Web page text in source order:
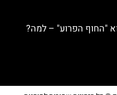
"החוף הפרוע" – למה?